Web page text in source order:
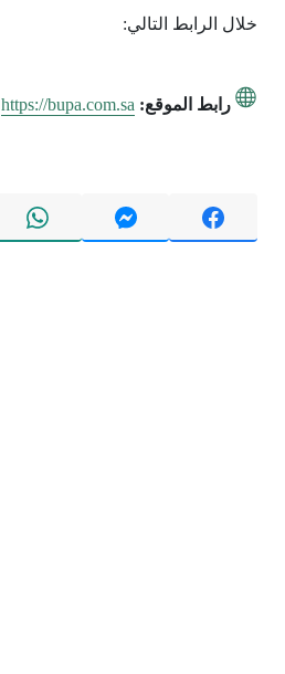
خلال الرابط التالي:
رابط الموقع: https://bupa.com.sa